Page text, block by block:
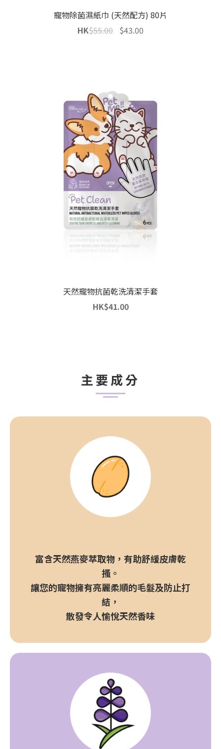
寵物除菌濕紙巾 (天然配方) 80片
HK$55.00
Original
$43.00
天然寵物抗菌乾洗清潔手套
HK$41.00
主要成分
富含天然燕麥萃取物，有助舒緩皮膚乾
搔。
讓您的寵物擁有亮麗柔順的毛髮及防止打
結，
散發令人愉悅天然香味